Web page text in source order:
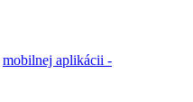
mobilnej aplikácii -